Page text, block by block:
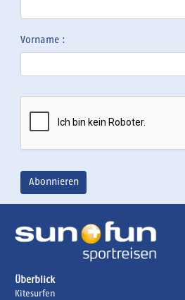
Vorname :
Überblick
Kitesurfen